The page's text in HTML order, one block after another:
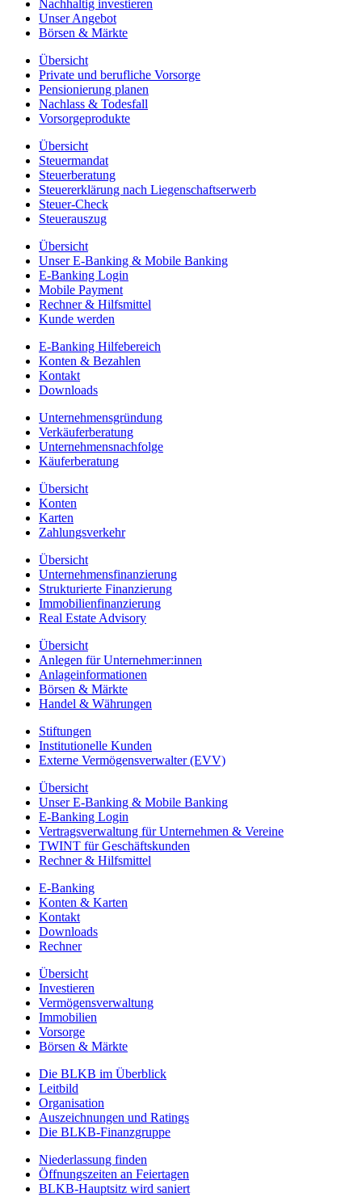
Nachhaltig investieren
Unser Angebot
Börsen & Märkte
Übersicht
Private und berufliche Vorsorge
Pensionierung planen
Nachlass & Todesfall
Vorsorgeprodukte
Übersicht
Steuermandat
Steuerberatung
Steuererklärung nach Liegenschaftserwerb
Steuer-Check
Steuerauszug
Übersicht
Unser E-Banking & Mobile Banking
E-Banking Login
Mobile Payment
Rechner & Hilfsmittel
Kunde werden
E-Banking Hilfebereich
Konten & Bezahlen
Kontakt
Downloads
Unternehmensgründung
Verkäuferberatung
Unternehmensnachfolge
Käuferberatung
Übersicht
Konten
Karten
Zahlungsverkehr
Übersicht
Unternehmensfinanzierung
Strukturierte Finanzierung
Immobilienfinanzierung
Real Estate Advisory
Übersicht
Anlegen für Unternehmer:innen
Anlageinformationen
Börsen & Märkte
Handel & Währungen
Stiftungen
Institutionelle Kunden
Externe Vermögensverwalter (EVV)
Übersicht
Unser E-Banking & Mobile Banking
E-Banking Login
Vertragsverwaltung für Unternehmen & Vereine
TWINT für Geschäftskunden
Rechner & Hilfsmittel
E-Banking
Konten & Karten
Kontakt
Downloads
Rechner
Übersicht
Investieren
Vermögensverwaltung
Immobilien
Vorsorge
Börsen & Märkte
Die BLKB im Überblick
Leitbild
Organisation
Auszeichnungen und Ratings
Die BLKB-Finanzgruppe
Niederlassung finden
Öffnungszeiten an Feiertagen
BLKB-Hauptsitz wird saniert